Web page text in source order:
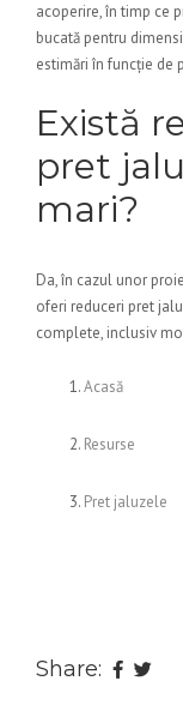
acoperire, în timp ce
bucată pentru
estimări în funcție de
Există
pret
mari?
Da, în cazul unor
oferi reduceri pret
complete, inclusiv
Acasă
Resurse
Pret jaluzele
Share: